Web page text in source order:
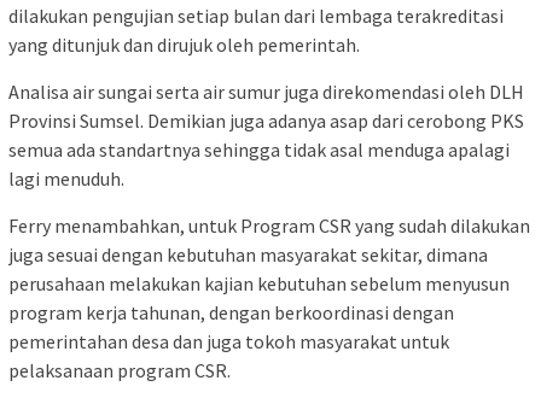
dilakukan pengujian setiap bulan dari lembaga terakreditasi
yang ditunjuk dan dirujuk oleh pemerintah.
Analisa air sungai serta air sumur juga direkomendasi oleh DLH
Provinsi Sumsel. Demikian juga adanya asap dari cerobong PKS
semua ada standartnya sehingga tidak asal menduga apalagi
lagi menuduh.
Ferry menambahkan, untuk Program CSR yang sudah dilakukan
juga sesuai dengan kebutuhan masyarakat sekitar, dimana
perusahaan melakukan kajian kebutuhan sebelum menyusun
program kerja tahunan, dengan berkoordinasi dengan
pemerintahan desa dan juga tokoh masyarakat untuk
pelaksanaan program CSR.